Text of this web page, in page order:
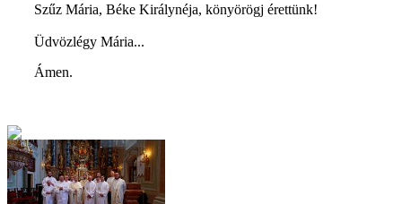
Szűz Mária, Béke Királynéja, könyörögj érettünk!
Üdvözlégy Mária...
Ámen.